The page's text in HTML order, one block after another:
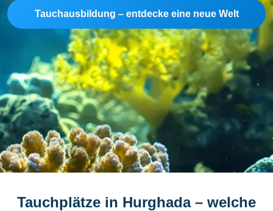
Tauchausbildung – entdecke eine neue Welt
Tauchplätze in Hurghada – welche